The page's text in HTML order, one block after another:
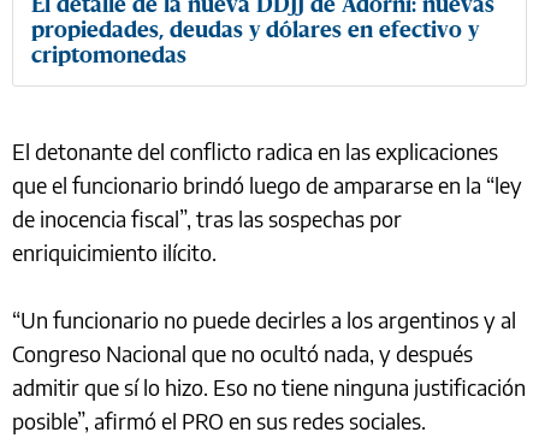
propiedades, deudas y dólares en efectivo y
criptomonedas
El detonante del conflicto radica en las explicaciones
que el funcionario brindó luego de ampararse en la “ley
de inocencia fiscal”, tras las sospechas por
enriquicimiento ilícito.
“Un funcionario no puede decirles a los argentinos y al
Congreso Nacional que no ocultó nada, y después
admitir que sí lo hizo. Eso no tiene ninguna justificación
posible”, afirmó el PRO en sus redes sociales.